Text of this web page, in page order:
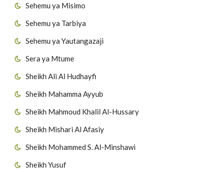
Sehemu ya Misimo
Sehemu ya Tarbiya
Sehemu ya Yautangazaji
Sera ya Mtume
Sheikh Ali Al Hudhayfi
Sheikh Mahamma Ayyub
Sheikh Mahmoud Khalil Al-Hussary
Sheikh Mishari Al Afasiy
Sheikh Mohammed S. Al-Minshawi
Sheikh Yusuf